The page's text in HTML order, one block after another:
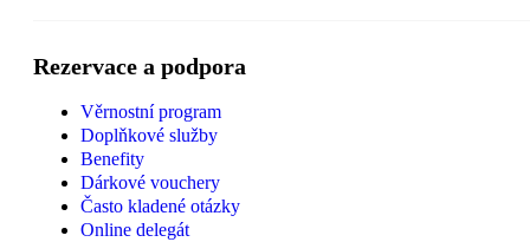
Rezervace a podpora
Věrnostní program
Doplňkové služby
Benefity
Dárkové vouchery
Často kladené otázky
Online delegát